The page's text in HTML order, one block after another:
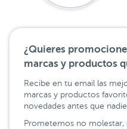
¿Quieres
marcas y productos
Recibe en tu email las
marcas y productos
novedades antes que
Prometemos no